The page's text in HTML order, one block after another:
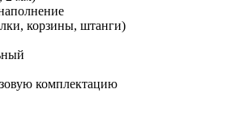
корзины, штанги)
комплектацию